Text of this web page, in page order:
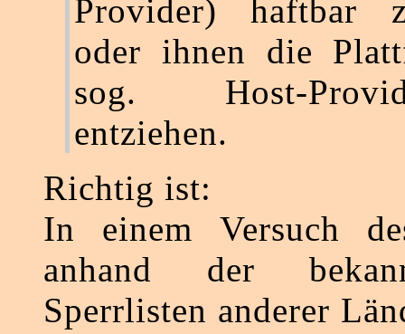
Provider) haftbar
oder ihnen die
sog. Host-
entziehen.
Richtig ist:
In einem Versuch
anhand der
Sperrlisten anderer